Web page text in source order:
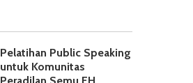
Pelatihan Public Speaking
untuk Komunitas